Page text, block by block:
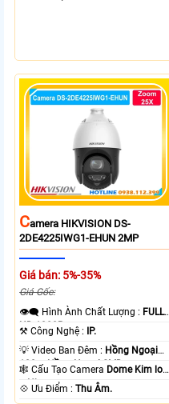
CAmera HIKVISION DS-
2DE4225IWG1-EHUN 2MP
Giá bán: 5%-35%
Giá Gốc:
👁️‍🗨 Hình Ành Chất Lượng : FULL
HD 1080P .
⚒ Công Nghệ : IP.
💡 Video Ban Đêm : Hồng Ngoại
100m Hồng Ngoại SMD.
🕸️ Cấu Tạo Camera Dome Kim loại
+ Nhựa.
️💠 Ưu Điểm :Thu Âm.